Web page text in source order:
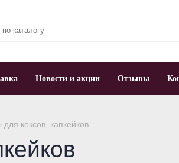
Новости и акции Отзывы
кексов, капкейков